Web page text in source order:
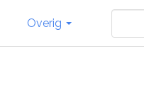
Overig